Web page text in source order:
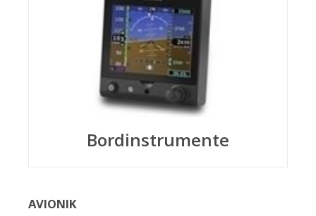
Bordinstrumente
AVIONIK